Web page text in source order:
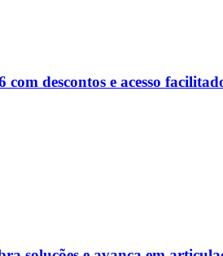
descontos e acesso